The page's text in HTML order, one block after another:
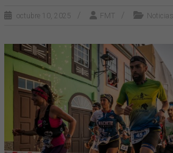
octubre 10, 2025 FMT Noticias